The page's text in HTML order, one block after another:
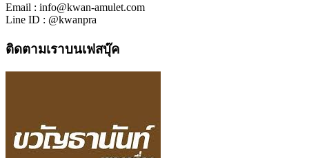
Email : info@kwan-amulet.com
Line ID : @kwanpra
ติดตามเราบนเฟสบุ๊ค